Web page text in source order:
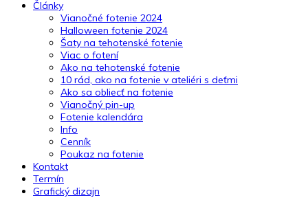
Články
Vianočné fotenie 2024
Halloween fotenie 2024
Šaty na tehotenské fotenie
Viac o fotení
Ako na tehotenské fotenie
10 rád, ako na fotenie v ateliéri s deťmi
Ako sa obliecť na fotenie
Vianočný pin-up
Fotenie kalendára
Info
Cenník
Poukaz na fotenie
Kontakt
Termín
Grafický dizajn